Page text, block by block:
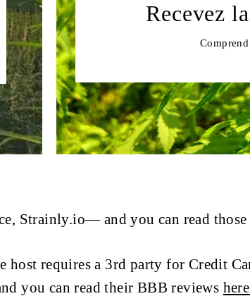
Recevez
Strainly.io— and you can read
host requires a 3rd party for Credit
you can read their BBB reviews here